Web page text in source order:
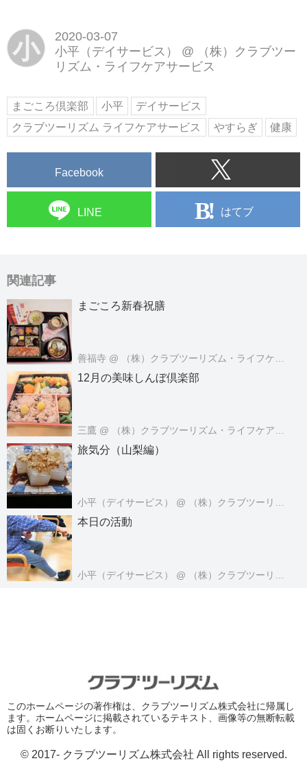
小
2020-03-07
小平（デイサービス）
@
（株）クラブツー
リズム・ライフケアサービス
まごころ倶楽部 小平
デイサービス
クラブツーリズム ライフケアサービス
やすらぎ 健康
Facebook
LINE はてブ
関連記事
まごころ新春祝膳
善福寺 @ （株）クラブツーリズム・ライフケアサービス
12月の美味しんぼ倶楽部
三鷹 @ （株）クラブツーリズム・ライフケアサービス
旅気分（山梨編）
小平（デイサービス） @ （株）クラブツーリズム・ライフケアサービス
本日の活動
小平（デイサービス） @ （株）クラブツーリズム・ライフケアサービス
このホームページの著作権は、クラブツーリズム株式会社に帰属し
ます。ホームページに掲載されているテキスト、画像等の無断転載
は固くお断りいたします。
© 2017- クラブツーリズム株式会社 All rights reserved.